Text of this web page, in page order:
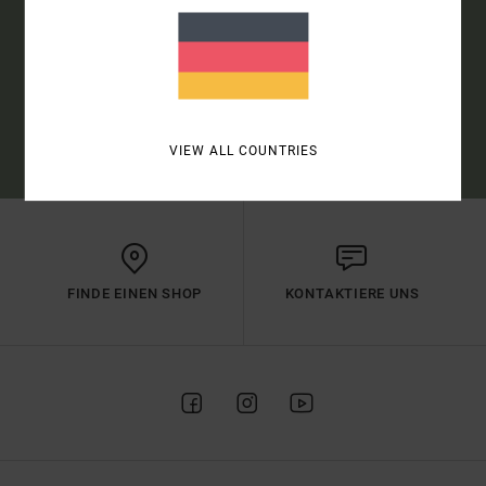
FINDE EINEN SHOP KONTAKTIERE UNS
VIEW ALL COUNTRIES